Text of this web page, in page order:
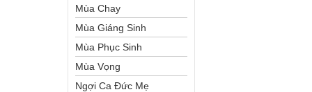
Mùa Chay
Mùa Giáng Sinh
Mùa Phục Sinh
Mùa Vọng
Ngợi Ca Đức Mẹ